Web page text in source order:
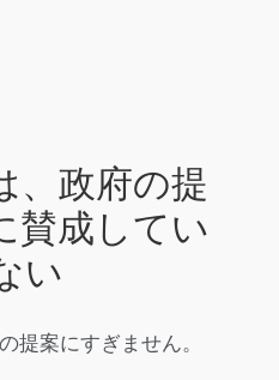
、政府の提
賛成してい
い
提案にすぎません。